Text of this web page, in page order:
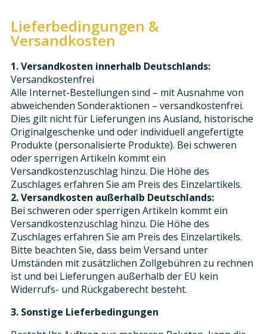
Lieferbedingungen &
Versandkosten
1. Versandkosten innerhalb Deutschlands:
Versandkostenfrei
Alle Internet-Bestellungen sind – mit Ausnahme von
abweichenden Sonderaktionen – versandkostenfrei.
Dies gilt nicht für Lieferungen ins Ausland, historische
Originalgeschenke und oder individuell angefertigte
Produkte (personalisierte Produkte). Bei schweren
oder sperrigen Artikeln kommt ein
Versandkostenzuschlag hinzu. Die Höhe des
Zuschlages erfahren Sie am Preis des Einzelartikels.
2. Versandkosten außerhalb Deutschlands:
Bei schweren oder sperrigen Artikeln kommt ein
Versandkostenzuschlag hinzu. Die Höhe des
Zuschlages erfahren Sie am Preis des Einzelartikels.
Bitte beachten Sie, dass beim Versand unter
Umständen mit zusätzlichen Zollgebühren zu rechnen
ist und bei Lieferungen außerhalb der EU kein
Widerrufs- und Rückgaberecht besteht.
3. Sonstige Lieferbedingungen